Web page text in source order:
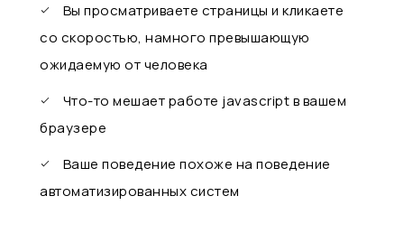
Вы просматриваете страницы и кликаете
со скоростью, намного превышающую
ожидаемую от человека
Что-то мешает работе javascript в вашем
браузере
Ваше поведение похоже на поведение
автоматизированных систем